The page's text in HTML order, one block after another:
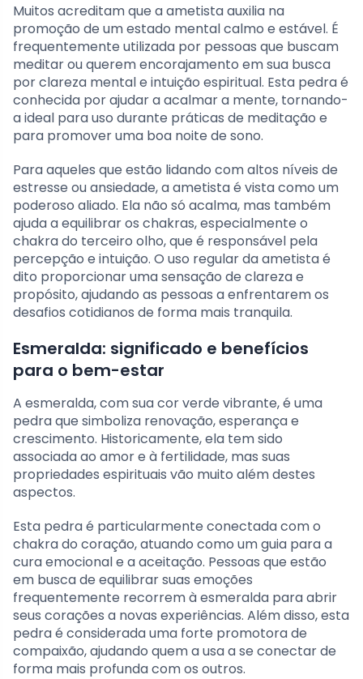
Muitos acreditam que a ametista auxilia na
promoção de um estado mental calmo e estável. É
frequentemente utilizada por pessoas que buscam
meditar ou querem encorajamento em sua busca
por clareza mental e intuição espiritual. Esta pedra é
conhecida por ajudar a acalmar a mente, tornando-
a ideal para uso durante práticas de meditação e
para promover uma boa noite de sono.
Para aqueles que estão lidando com altos níveis de
estresse ou ansiedade, a ametista é vista como um
poderoso aliado. Ela não só acalma, mas também
ajuda a equilibrar os chakras, especialmente o
chakra do terceiro olho, que é responsável pela
percepção e intuição. O uso regular da ametista é
dito proporcionar uma sensação de clareza e
propósito, ajudando as pessoas a enfrentarem os
desafios cotidianos de forma mais tranquila.
Esmeralda: significado e benefícios
para o bem-estar
A esmeralda, com sua cor verde vibrante, é uma
pedra que simboliza renovação, esperança e
crescimento. Historicamente, ela tem sido
associada ao amor e à fertilidade, mas suas
propriedades espirituais vão muito além destes
aspectos.
Esta pedra é particularmente conectada com o
chakra do coração, atuando como um guia para a
cura emocional e a aceitação. Pessoas que estão
em busca de equilibrar suas emoções
frequentemente recorrem à esmeralda para abrir
seus corações a novas experiências. Além disso, esta
pedra é considerada uma forte promotora de
compaixão, ajudando quem a usa a se conectar de
forma mais profunda com os outros.